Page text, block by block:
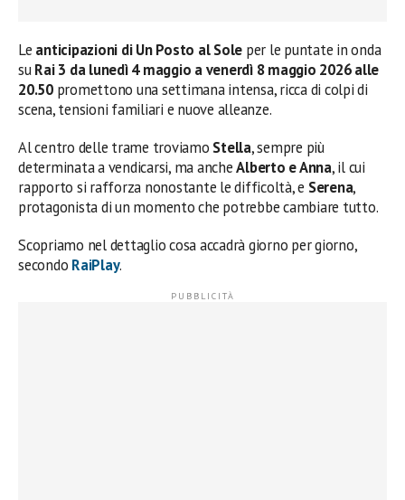
Le anticipazioni di Un Posto al Sole per le puntate in onda
suRai 3 da lunedì 4 maggio a venerdì 8 maggio 2026 alle
20.50promettono una settimana intensa, ricca di colpi di
scena, tensioni familiari e nuove alleanze.
Al centro delle trame troviamo Stella, sempre più
determinata a vendicarsi, ma ancheAlberto e Anna, il cui
rapporto si rafforza nonostante le difficoltà, e Serena,
protagonista di un momento che potrebbe cambiare tutto.
Scopriamo nel dettaglio cosa accadrà giorno per giorno,
secondo RaiPlay.